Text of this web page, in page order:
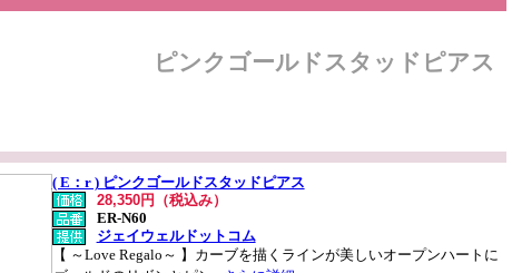
ピンクゴールドスタッドピアス
( E：r ) ピンクゴールドスタッドピアス
28,350円（税込み）
ER-N60
ジェイウェルドットコム
【 ～Love Regalo～ 】カーブを描くラインが美しいオープンハートに